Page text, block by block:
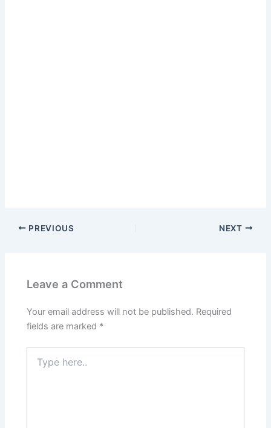
PREVIOUS NEXT
Leave a Comment
Your email address will not be published. Required
fields are marked *
here..